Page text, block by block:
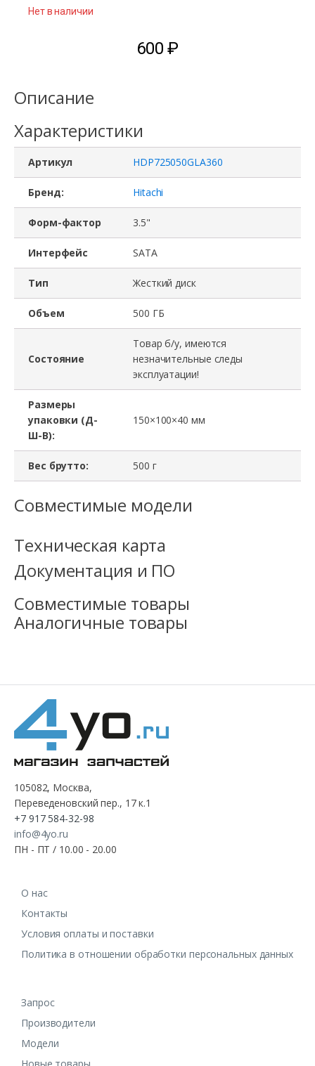
Нет в наличии
600₽
Описание
Характеристики
Артикул HDP725050GLA360
Бренд: Hitachi
Форм-фактор 3.5"
Интерфейс SATA
Тип Жесткий диск
Объем 500 ГБ
Состояние
Товар б/у, имеются
незначительные следы
эксплуатации!
Размеры
упаковки (Д-
Ш-В):
150×100×40 мм
Вес брутто: 500 г
Совместимые модели
Техническая карта
Документация и ПО
Совместимые товары
Аналогичные товары
105082, Москва,
Переведеновский пер., 17 к.1
+7 917 584-32-98
info@4yo.ru
ПН - ПТ / 10.00 - 20.00
О нас
Контакты
Условия оплаты и поставки
Политика в отношении обработки персональных данных
Запрос
Производители
Модели
Новые товары